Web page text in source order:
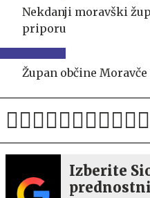
Nekdanji moravški
priporu
Župan občine
Izberite